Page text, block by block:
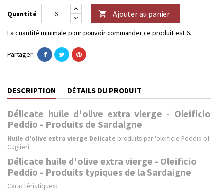
Quantité  Ajouter au panier
La quantité minimale pour pouvoir commander ce produit est 6.
Partager
DESCRIPTION DÉTAILS DU PRODUIT
Délicate huile d'olive extra vierge - Oleificio
Peddio - Produits de Sardaigne
Huile d'olive extra vierge Delicate produits par 'oleificio Peddio of
Cuglieri
Délicate huile d'olive extra vierge - Oleificio
Peddio - Produits typiques de la Sardaigne
Caractéristiques: